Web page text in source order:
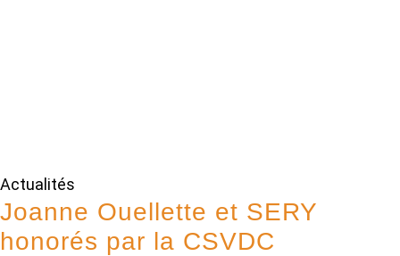
Actualités
Joanne Ouellette et SERY
honorés par la CSVDC